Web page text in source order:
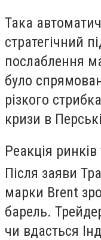
Така
стратегічний
послаблення
було
різкого
кризи в
Реакція ринків
Після заяви
марки Brent
барель.
чи вдасться